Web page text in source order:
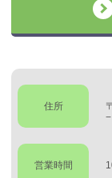
住所
営業時間